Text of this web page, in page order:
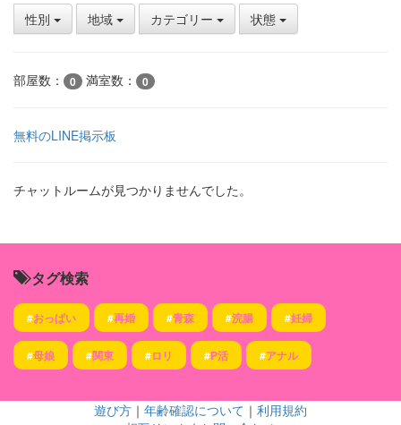
性別 地域 カテゴリー 状態
部屋数： 0 満室数： 0
無料のLINE掲示板
チャットルームが見つかりませんでした。
タグ検索
#おっぱい #再婚 #青森 #浣腸 #妊婦
#母娘 #関東 #ロリ #P活 #アナル
遊び方 ｜ 年齢確認について ｜ 利用規約